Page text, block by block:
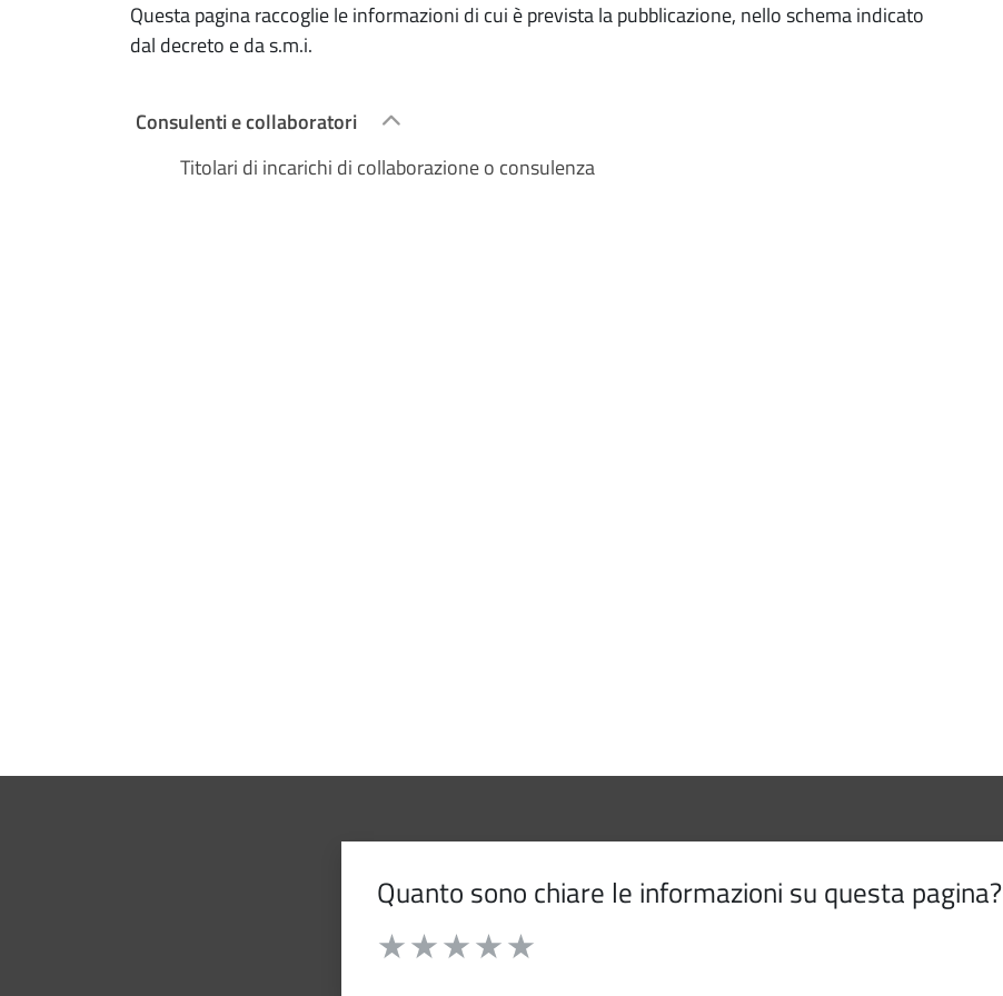
Questa pagina raccoglie le informazioni di cui è prevista la pubblicazione, nello schema indicato
dal decreto e da s.m.i.
Consulenti e collaboratori
Titolari di incarichi di collaborazione o consulenza
Quanto sono chiare le informazioni su questa pagina?
Valuta da 1 a 5 stelle la pagina